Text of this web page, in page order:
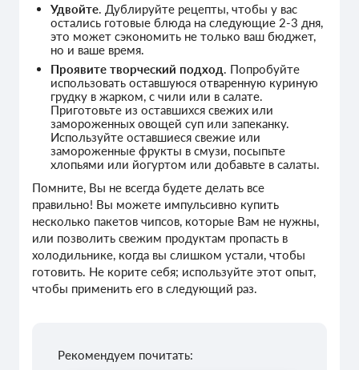
Удвойте. Дублируйте рецепты, чтобы у вас
остались готовые блюда на следующие 2-3 дня,
это может сэкономить не только ваш бюджет,
но и ваше время.
Проявите творческий подход. Попробуйте
использовать оставшуюся отваренную куриную
грудку в жарком, с чили или в салате.
Приготовьте из оставшихся свежих или
замороженных овощей суп или запеканку.
Используйте оставшиеся свежие или
замороженные фрукты в смузи, посыпьте
хлопьями или йогуртом или добавьте в салаты.
Помните, Вы не всегда будете делать все
правильно! Вы можете импульсивно купить
несколько пакетов чипсов, которые Вам не нужны,
или позволить свежим продуктам пропасть в
холодильнике, когда вы слишком устали, чтобы
готовить. Не корите себя; используйте этот опыт,
чтобы применить его в следующий раз.
Рекомендуем почитать: